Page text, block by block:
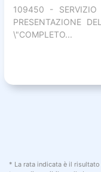
109450 - SERVIZIO
PRESENTAZIONE
\"COMPLETO...
* La rata indicata è il